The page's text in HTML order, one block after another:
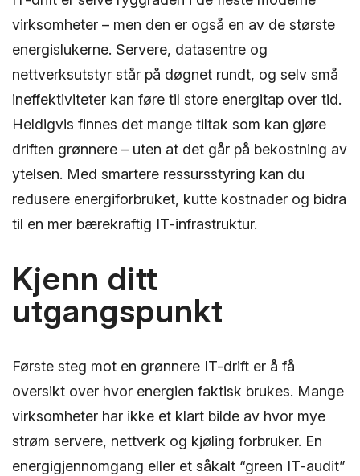
virksomheter – men den er også en av de største
energislukerne. Servere, datasentre og
nettverksutstyr står på døgnet rundt, og selv små
ineffektiviteter kan føre til store energitap over tid.
Heldigvis finnes det mange tiltak som kan gjøre
driften grønnere – uten at det går på bekostning av
ytelsen. Med smartere ressursstyring kan du
redusere energiforbruket, kutte kostnader og bidra
til en mer bærekraftig IT-infrastruktur.
Kjenn ditt
utgangspunkt
Første steg mot en grønnere IT-drift er å få
oversikt over hvor energien faktisk brukes. Mange
virksomheter har ikke et klart bilde av hvor mye
strøm servere, nettverk og kjøling forbruker. En
energigjennomgang eller et såkalt “green IT-audit”